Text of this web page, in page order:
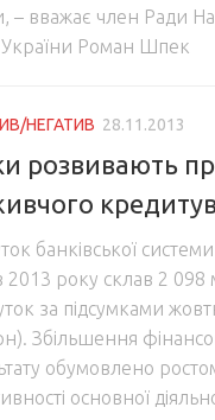
– вважає член Ради
України Роман Шпек
НЕГАТИВ 28.11.2013
розвивають
банківської
2013 року склав 2
за підсумками
Збільшення
обумовлено
основної